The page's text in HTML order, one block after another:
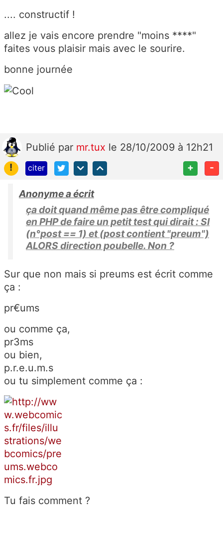
.... constructif !
allez je vais encore prendre "moins ****"
faites vous plaisir mais avec le sourire.
bonne journée
Publié par mr.tux le 28/10/2009 à 12h21
!
citer + -
Anonyme a écrit
ça doit quand même pas être compliqué
en PHP de faire un petit test qui dirait : SI
(n°post == 1) et (post contient "preum")
ALORS direction poubelle. Non ?
Sur que non mais si preums est écrit comme
ça :
pr€ums
ou comme ça,
pr3ms
ou bien,
p.r.e.u.m.s
ou tu simplement comme ça :
Tu fais comment ?